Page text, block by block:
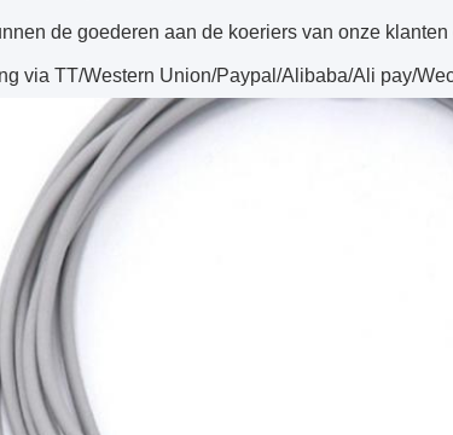
de goederen aan de koeriers van onze
via TT/Western Union/Paypal/Alibaba/Ali pay/